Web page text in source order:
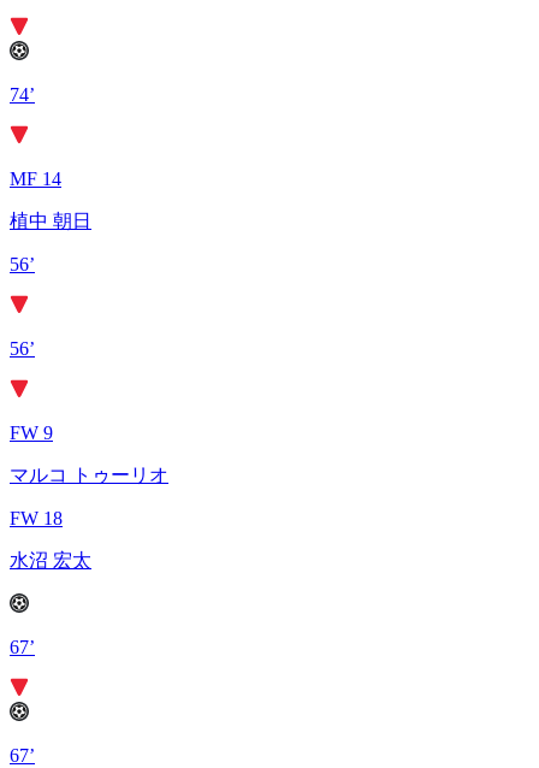
74’
MF 14
植中 朝日
56’
56’
FW 9
マルコ トゥーリオ
FW 18
水沼 宏太
67’
67’